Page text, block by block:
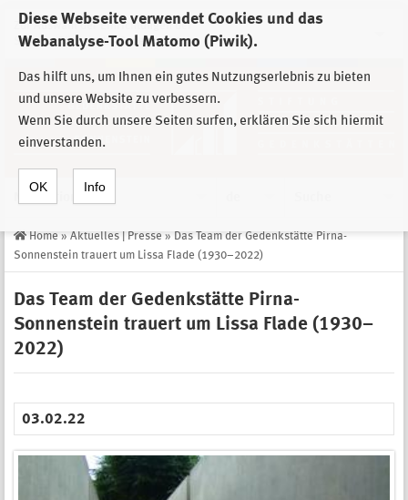
Diese Webseite verwendet Cookies und das
Webanalyse-Tool Matomo (Piwik).
Das hilft uns, um Ihnen ein gutes Nutzungserlebnis zu bieten
und unsere Website zu verbessern.
Wenn Sie durch unsere Seiten surfen, erklären Sie sich hiermit
einverstanden.
OK Info
Zur Auswahl der Einrichtungen der
Stiftung Sächsische Gedenkstätten
Home » Aktuelles | Presse » Das Team der Gedenkstätte Pirna-
Sonnenstein trauert um Lissa Flade (1930–2022)
Das Team der Gedenkstätte Pirna-
Sonnenstein trauert um Lissa Flade (1930–
2022)
03.02.22